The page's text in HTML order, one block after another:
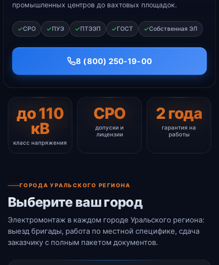
промышленных центров до вахтовых площадок.
СРО ПУЭ ПТЭЭП ГОСТ Собственная ЭЛ
8 (800) 250-19-00
до 110
кВ
класс напряжения
СРО
допуски и
лицензии
2 года
гарантия на
работы
ГОРОДА УРАЛЬСКОГО РЕГИОНА
Выберите ваш город
Электромонтаж в каждом городе Уральского региона:
выезд бригады, работа по местной специфике, сдача
заказчику с полным пакетом документов.